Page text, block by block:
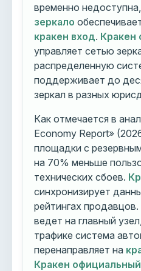
временно
зеркало
кракен вход. Кракен
управляет сетью
распределенную
поддерживает до
зеркал в разных
Как отмечается в
Economy Report»
площадки с
на 70% меньше
технических сбоев.
синхронизирует
рейтингах продавцов.
ведет на главный
трафике система
перенаправляет на
Кракен